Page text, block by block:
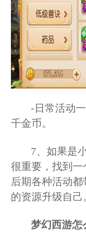
-日常活动
千金币。
7、如果是
很重要，找到
后期各种活动
的资源升级自己
梦幻西游怎